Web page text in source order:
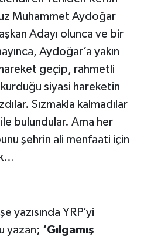
Muhammet Aydoğar
Adayı olunca ve bir
Aydoğar’a yakın
geçip, rahmetli
siyasi hareketin
Sızmakla kalmadılar
bulundular. Ama her
şehrin ali menfaati için
yazısında YRP’yi
yazan; ‘Gılgamış